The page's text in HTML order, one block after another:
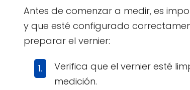
Antes de comenzar a medir, es
y que esté configurado
preparar el vernier:
Verifica que el vernier esté
medición.